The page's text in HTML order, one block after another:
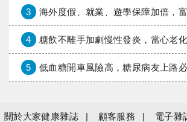
3 海外度假、就業、遊學保障加倍，富邦產險「一期逐夢」專案加
4 糖飲不離手加劇慢性發炎，當心老化與
5 低血糖開車風險高，糖尿病友上路
關於大家健康雜誌 顧客服務 電子雜